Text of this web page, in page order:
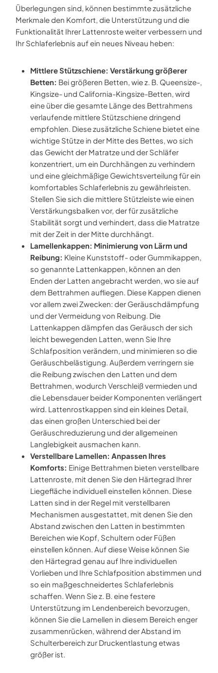
Überlegungen sind, können bestimmte zusätzliche
Merkmale den Komfort, die Unterstützung und die
Funktionalität Ihrer Lattenroste weiter verbessern und
Ihr Schlaferlebnis auf ein neues Niveau heben:
Mittlere Stützschiene: Verstärkung größerer
Betten: Bei größeren Betten, wie z. B. Queensize-,
Kingsize- und California-Kingsize-Betten, wird
eine über die gesamte Länge des Bettrahmens
verlaufende mittlere Stützschiene dringend
empfohlen. Diese zusätzliche Schiene bietet eine
wichtige Stütze in der Mitte des Bettes, wo sich
das Gewicht der Matratze und der Schläfer
konzentriert, um ein Durchhängen zu verhindern
und eine gleichmäßige Gewichtsverteilung für ein
komfortables Schlaferlebnis zu gewährleisten.
Stellen Sie sich die mittlere Stützleiste wie einen
Verstärkungsbalken vor, der für zusätzliche
Stabilität sorgt und verhindert, dass die Matratze
mit der Zeit in der Mitte durchhängt.
Lamellenkappen: Minimierung von Lärm und
Reibung: Kleine Kunststoff- oder Gummikappen,
so genannte Lattenkappen, können an den
Enden der Latten angebracht werden, wo sie auf
dem Bettrahmen aufliegen. Diese Kappen dienen
vor allem zwei Zwecken: der Geräuschdämpfung
und der Vermeidung von Reibung. Die
Lattenkappen dämpfen das Geräusch der sich
leicht bewegenden Latten, wenn Sie Ihre
Schlafposition verändern, und minimieren so die
Geräuschbelästigung. Außerdem verringern sie
die Reibung zwischen den Latten und dem
Bettrahmen, wodurch Verschleiß vermieden und
die Lebensdauer beider Komponenten verlängert
wird. Lattenrostkappen sind ein kleines Detail,
das einen großen Unterschied bei der
Geräuschreduzierung und der allgemeinen
Langlebigkeit ausmachen kann.
Verstellbare Lamellen: Anpassen Ihres
Komforts: Einige Bettrahmen bieten verstellbare
Lattenroste, mit denen Sie den Härtegrad Ihrer
Liegefläche individuell einstellen können. Diese
Latten sind in der Regel mit verstellbaren
Mechanismen ausgestattet, mit denen Sie den
Abstand zwischen den Latten in bestimmten
Bereichen wie Kopf, Schultern oder Füßen
einstellen können. Auf diese Weise können Sie
den Härtegrad genau auf Ihre individuellen
Vorlieben und Ihre Schlafposition abstimmen und
so ein maßgeschneidertes Schlaferlebnis
schaffen. Wenn Sie z. B. eine festere
Unterstützung im Lendenbereich bevorzugen,
können Sie die Lamellen in diesem Bereich enger
zusammenrücken, während der Abstand im
Schulterbereich zur Druckentlastung etwas
größer ist.